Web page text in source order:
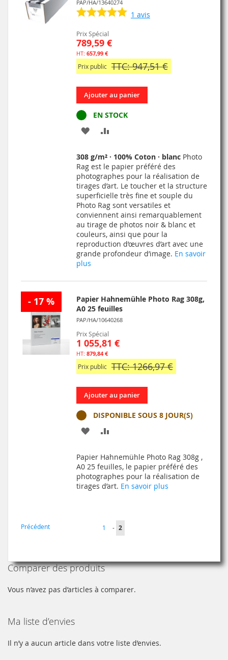
PAP/HA/13640274
1 avis
Prix Spécial
789,59 €
657,99 €
Prix public TTC: 947,51 €
Ajouter au panier
EN STOCK
AJOUTER
MA
LISTE
D’ENVIE
COMPARATEUR
308 g/m² · 100% Coton · blanc Photo
Rag est le papier préféré des
photographes pour la réalisation de
tirages d’art. Le toucher et la structure
superficielle très fine et souple du
Photo Rag sont versatiles et
conviennent ainsi remarquablement
au tirage de photos noir & blanc et
couleurs, ainsi que pour la
reproduction d’œuvres d’art avec une
grande profondeur d’image. En savoir
plus
- 17 %
Papier Hahnemühle Photo Rag 308g,
A0 25 feuilles
PAP/HA/10640268
Prix Spécial
1 055,81 €
879,84 €
Prix public TTC: 1266,97 €
Ajouter au panier
DISPONIBLE SOUS 8 JOUR(S)
AJOUTER
MA
LISTE
COMPARATEUR
Papier Hahnemühle Photo Rag 308g ,
A0 25 feuilles, le papier préféré des
photographes pour la réalisation de
tirages d’art. En savoir plus
Page
Page
Précédent Page
1 - Vous
page
2
Comparer des produits
Vous n’avez pas d’articles à comparer.
Ma liste d’envies
Il n’y a aucun article dans votre liste d’envies.